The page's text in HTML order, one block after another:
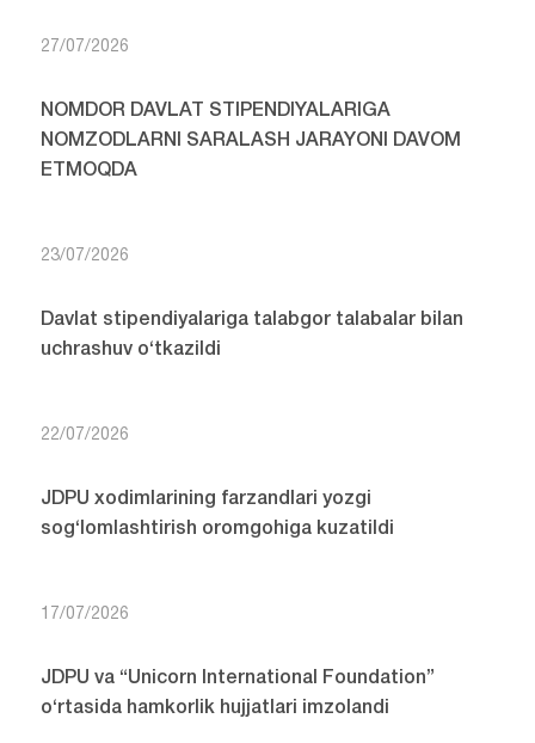
27/07/2026
NOMDOR DAVLAT STIPENDIYALARIGA
NOMZODLARNI SARALASH JARAYONI DAVOM
ETMOQDA
23/07/2026
Davlat stipendiyalariga talabgor talabalar bilan
uchrashuv o‘tkazildi
22/07/2026
JDPU xodimlarining farzandlari yozgi
sog‘lomlashtirish oromgohiga kuzatildi
17/07/2026
JDPU va “Unicorn International Foundation”
o‘rtasida hamkorlik hujjatlari imzolandi